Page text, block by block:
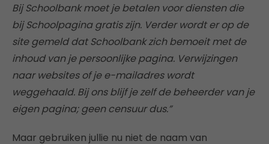
Bij Schoolbank moet je betalen voor diensten die
bij Schoolpagina gratis zijn. Verder wordt er op de
site gemeld dat Schoolbank zich bemoeit met de
inhoud van je persoonlijke pagina. Verwijzingen
naar websites of je e-mailadres wordt
weggehaald. Bij ons blijf je zelf de beheerder van je
eigen pagina; geen censuur dus.”
Maar gebruiken jullie nu niet de naam van